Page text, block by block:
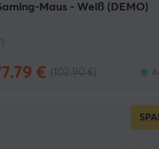
Maus - Weiß (DEMO)
€